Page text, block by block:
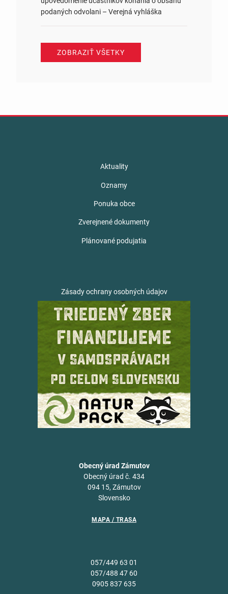
podaných odvolani – Verejná vyhláška
ZOBRAZIŤ VŠETKY
Aktuality
Oznamy
Ponuka obce
Zverejnené dokumenty
Plánované podujatia
Zásady ochrany osobných údajov
Obecný úrad Zámutov
Obecný úrad č. 434
094 15, Zámutov
Slovensko
MAPA / TRASA
057/449 63 01
057/488 47 60
0905 837 635